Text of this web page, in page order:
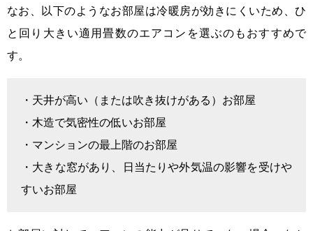
なお、以下のようなお部屋は冷暖房が効きにくいため、ひ
と回り大きい適用畳数のエアコンを選ぶのもおすすめで
す。
・天井が高い（または吹き抜けがある）お部屋
・木造で気密性の低いお部屋
・マンションの最上階のお部屋
・大きな窓があり、日当たりや外気温の影響を受けや
すいお部屋